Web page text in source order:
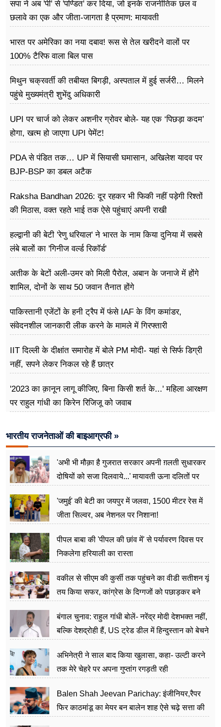
सपा ने अब 'पी' से 'पण्डित' कर दिया, जो इनके राजनीतिक छल व
छलावे का एक और जीता-जागता है प्रमाण: मायावती
भारत पर अमेरिका का नया दबाव! रूस से तेल खरीदने वालों पर
100% टैरिफ वाला बिल पास
मिथुन चक्रवर्ती की तबीयत बिगड़ी, अस्पताल में हुई सर्जरी… मिलने
पहुंचे मुख्यमंत्री शुभेंदु अधिकारी
UPI पर चार्ज को लेकर अशनीर ग्रोवर बोले- यह एक ‘पिछड़ा कदम’
होगा, खत्म हो जाएगा UPI पेमेंट!
PDA से पंडित तक… UP में सियासी घमासान, अखिलेश यादव पर
BJP-BSP का डबल अटैक
Raksha Bandhan 2026: दूर रहकर भी फिकी नहीं पड़ेगी रिश्तों
की मिठास, वक्त रहते भाई तक ऐसे पहुंचाएं अपनी राखी
हल्द्वानी की बेटी 'रेणु धरियाल' ने भारत के नाम किया दुनिया में सबसे
लंबे बालों का 'गिनीज वर्ल्ड रिकॉर्ड'
अतीक के बेटों अली-उमर को मिली पैरोल, अबान के जनाजे में होंगे
शामिल, दोनों के साथ 50 जवान तैनात होंगे
पाकिस्तानी एजेंटों के हनी ट्रैप में फंसे IAF के विंग कमांडर,
संवेदनशील जानकारी लीक करने के मामले में गिरफ्तारी
IIT दिल्ली के दीक्षांत समारोह में बोले PM मोदी- यहां से सिर्फ डिग्री
नहीं, सपने लेकर निकल रहे हैं छात्र
'2023 का क़ानून लागू कीजिए, बिना किसी शर्त के...' महिला आरक्षण
पर राहुल गांधी का किरेन रिजिजू को जवाब
भारतीय राजनेताओं की बाइआग्रफी »
'अभी भी मौक़ा है गुजरात सरकार अपनी ग़लती सुधारकर
दोषियों को सजा दिलवाये...' मायावती ऊना दलितों पर
'जमुई' की बेटी का जयपुर में जलवा, 1500 मीटर रेस में
जीता सिल्वर, अब नेशनल पर निशाना!
पीपल बाबा की 'पीपल की छांव में' से पर्यावरण दिवस पर
निकलेगा हरियाली का रास्ता
वकील से सीएम की कुर्सी तक पहुंचने का वीडी सतीशन यूं
तय किया सफर, कांग्रेस के दिग्गजों को पछाड़कर बने
बंगाल चुनाव: राहुल गांधी बोलें- नरेंद्र मोदी देशभक्त नहीं,
बल्कि देशद्रोही हैं, US ट्रेड डील में हिन्दुस्तान को बेचने
अभिनेत्री ने साल बाद किया खुलासा, कहा- उल्टी करने
तक मेरे चेहरे पर अपना गुप्तांग रगड़ती रही
Balen Shah Jeevan Parichay: इंजीनियर,रैपर
फिर काठमांडू का मेयर बन बालेन शाह ऐसे चढ़े सत्ता की